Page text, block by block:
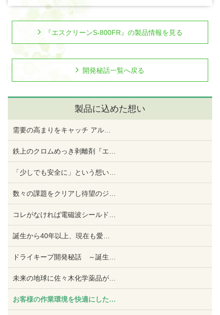
『エスクリーンS-800FR』の製品情報を見る
開発秘話一覧へ戻る
製品に込めた想い
需要の高まりをキャッチ アル
鉄上のクロムめっき剥離剤『エ
「少しでも安全に」という想い
数々の課題をクリアし待望のジ
コレがなければ電磁波シールド
誕生から40年以上、現在も愛
ドライキープ開発秘話 ～誕生
未来の地球に佐々木化学薬品が
お客様の作業環境を快適にした…